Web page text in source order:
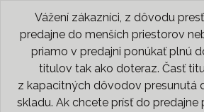
Vážení zákazníci, z dôvodu
predajne do menších priestorov
priamo v predajni ponúkať plnú
titulov tak ako doteraz. Časť
z kapacitných dôvodov presunutá
skladu. Ak chcete prísť do predajne